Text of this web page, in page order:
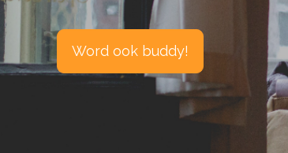
Word ook buddy!